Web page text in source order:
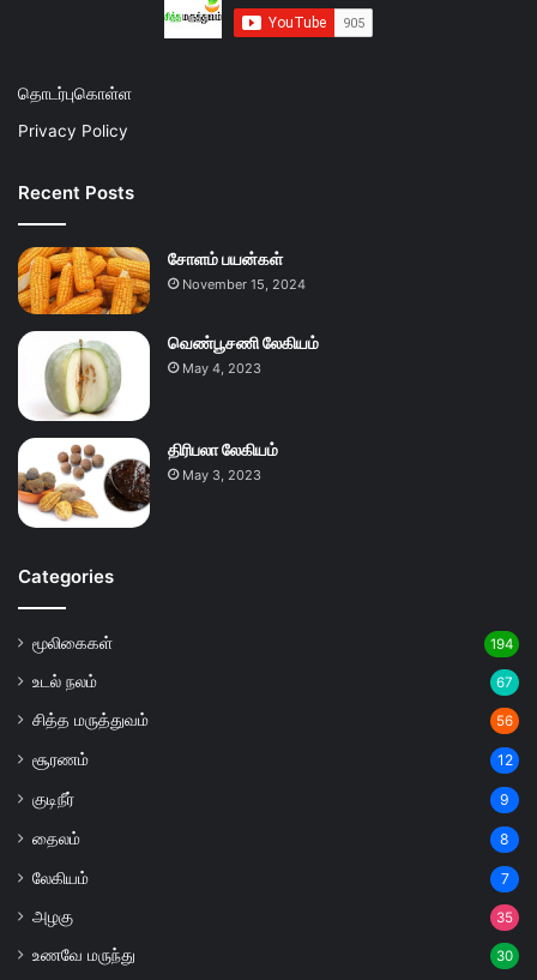
தொடர்புகொள்ள
Privacy Policy
Recent Posts
சோளம் பயன்கள்
November 15, 2024
வெண்பூசணி லேகியம்
May 4, 2023
திரிபலா லேகியம்
May 3, 2023
Categories
மூலிகைகள் 194
உடல் நலம் 67
சித்த மருத்துவம் 56
சூரணம் 12
குடிநீர் 9
தைலம் 8
லேகியம் 7
அழகு 35
உணவே மருந்து 30